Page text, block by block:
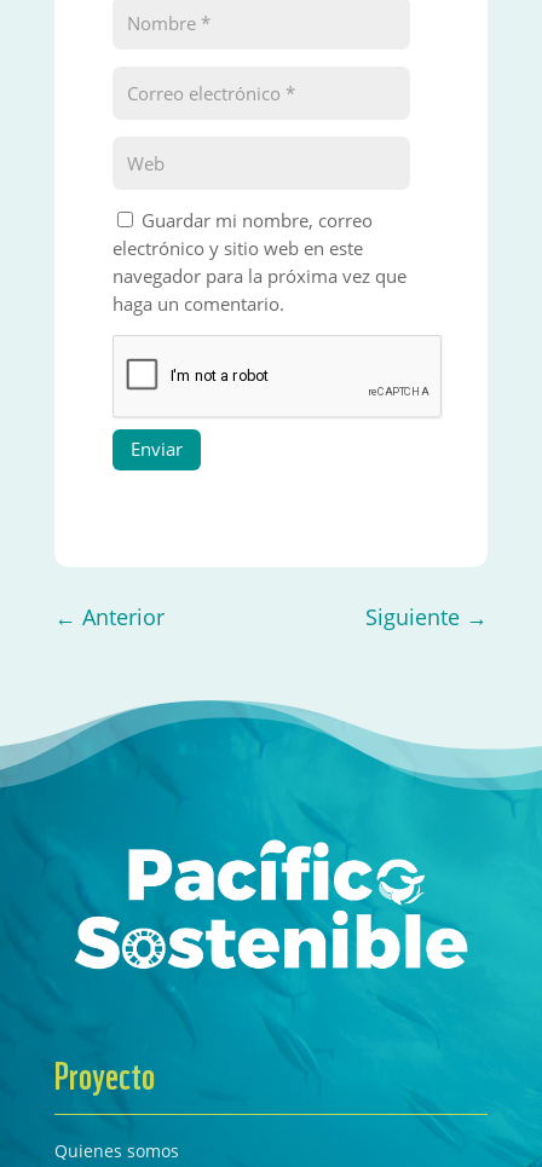
Guardar mi nombre, correo
electrónico y sitio web en este
navegador para la próxima vez que
haga un comentario.
Enviar
← Anterior Siguiente →
Proyecto
Quienes somos